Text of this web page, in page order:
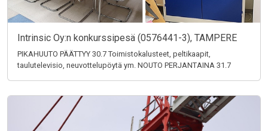
Intrinsic Oy:n konkurssipesä (0576441-3), TAMPERE
PIKAHUUTO PÄÄTTYY 30.7 Toimistokalusteet, peltikaapit,
taulutelevisio, neuvottelupöytä ym. NOUTO PERJANTAINA 31.7